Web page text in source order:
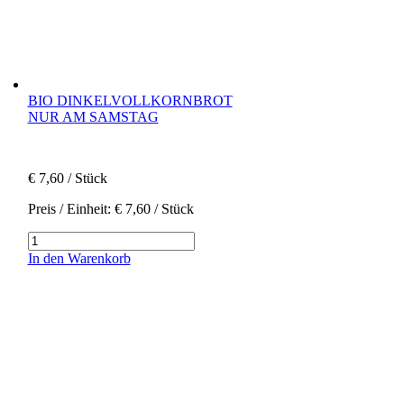
BIO DINKELVOLLKORNBROT
NUR AM SAMSTAG
€7,60/ Stück
Preis / Einheit: €7,60/ Stück
Bio
Dinkelvollkornbrot
In den Warenkorb